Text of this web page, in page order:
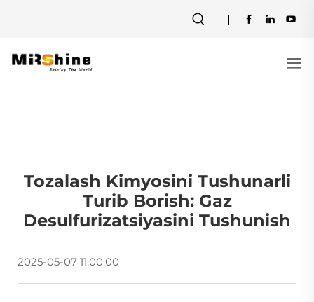
Tozalash Kimyosini Tushunarli
Turib Borish: Gaz
Desulfurizatsiyasini Tushunish
2025-05-07 11:00:00